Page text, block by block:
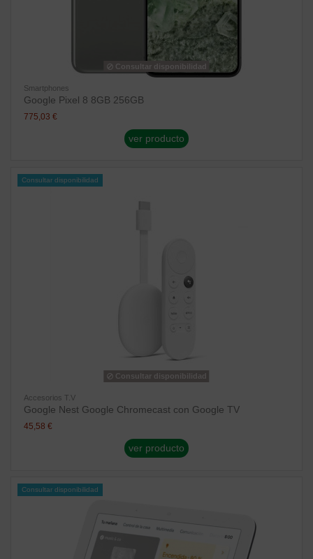
Consultar disponibilidad
Smartphones
Google Pixel 8 8GB 256GB
775,03 €
ver producto
Consultar disponibilidad
Consultar disponibilidad
Accesorios T.V
Google Nest Google Chromecast con Google TV
45,58 €
ver producto
Consultar disponibilidad